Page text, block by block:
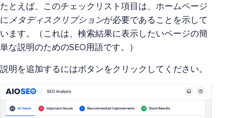
たとえば、このチェックリスト項目は、ホームページ
にメタディスクリプションが必要であることを示して
います。（これは、検索結果に表示したいページの簡
単な説明のためのSEO用語です。）
説明を追加するにはボタンをクリックしてください。